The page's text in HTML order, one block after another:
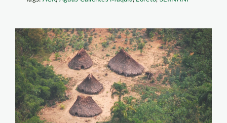
PIACI-scaled